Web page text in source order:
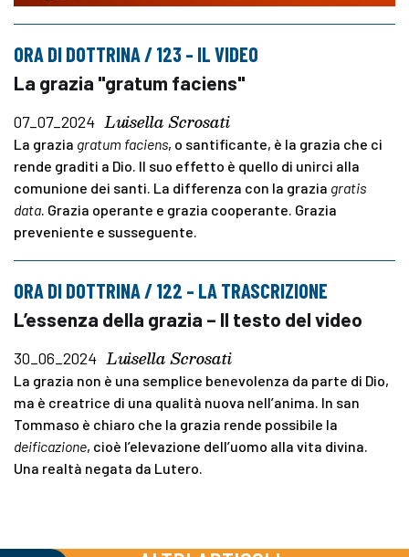
ORA DI DOTTRINA / 123 – IL VIDEO
La grazia "gratum faciens"
07_07_2024 Luisella Scrosati
La grazia gratum faciens, o santificante, è la grazia che ci
rende graditi a Dio. Il suo effetto è quello di unirci alla
comunione dei santi. La differenza con la grazia gratis
data . Grazia operante e grazia cooperante. Grazia
preveniente e susseguente.
ORA DI DOTTRINA / 122 – LA TRASCRIZIONE
L’essenza della grazia – Il testo del video
30_06_2024 Luisella Scrosati
La grazia non è una semplice benevolenza da parte di Dio,
ma è creatrice di una qualità nuova nell’anima. In san
Tommaso è chiaro che la grazia rende possibile la
deificazione, cioè l’elevazione dell’uomo alla vita divina.
Una realtà negata da Lutero.